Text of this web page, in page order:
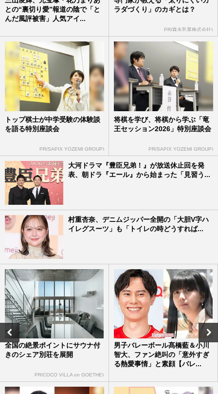
との“裏切り愛”報道の陰で「と
んだ風評被害」人気アイ...
ラダづくり」のカギとは？
PR(森永乳業株式会社)
トップ棋士が中学受験の体験談
を語る特別座談会
PR(SAPIX YOZEMI GROUP)
将棋を学び、将棋から学ぶ「竜
王セッション2026」特別座談会
PR(SAPIX YOZEMI GROUP)
大河ドラマ『豊臣兄弟！』が放送休止回を発
表、朝ドラ『エール』から始まった「見習う...
村重杏奈、デニムジッパー全開の「大胆V字ハ
イレグスーツ」も「トイレの時どうすれば...
全国の絶景ポイントにサウナ付
きのシェア別荘を展開
PR(COCO VILLA on GOETHE)
男子バレーボール髙橋藍＆小川
智大、ファン絶叫の「意外すぎ
る熱愛事情」と素顔【バレ...